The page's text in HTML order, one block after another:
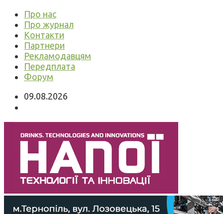
Про нас
Про журнал
Контакти
Партнери
Рекламодавцям
Передплата
Форум
09.08.2026